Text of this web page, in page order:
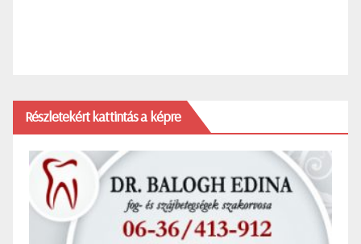
Részletekért kattintás a képre